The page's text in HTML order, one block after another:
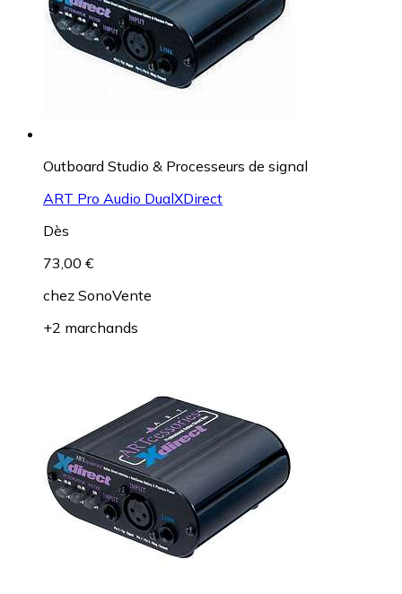
Outboard Studio & Processeurs de signal
ART Pro Audio DualXDirect
Dès
73,00 €
chez SonoVente
+2 marchands